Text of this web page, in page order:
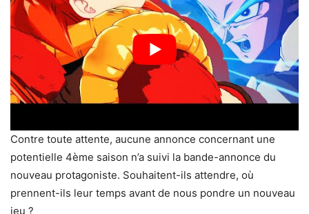
Contre toute attente, aucune annonce concernant une
potentielle 4ème saison n’a suivi la bande-annonce du
nouveau protagoniste. Souhaitent-ils attendre, où
prennent-ils leur temps avant de nous pondre un nouveau
jeu ?